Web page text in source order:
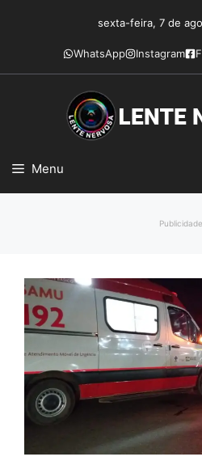
conteúdo
sexta-feira, 7 de
WhatsApp Instagram
Menu
Publicidade